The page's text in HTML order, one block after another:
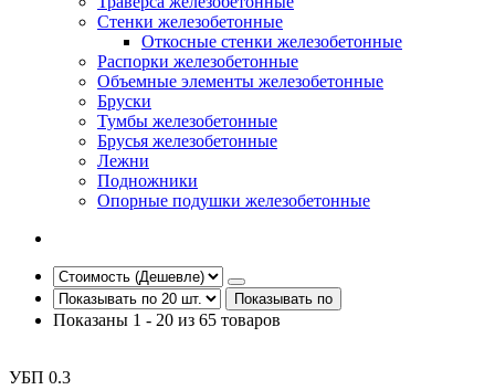
Стенки железобетонные
Откосные стенки железобетонные
Распорки железобетонные
Объемные элементы железобетонные
Бруски
Тумбы железобетонные
Брусья железобетонные
Лежни
Подножники
Опорные подушки железобетонные
Показывать по
Показаны 1 - 20 из 65 товаров
УБП 0.3